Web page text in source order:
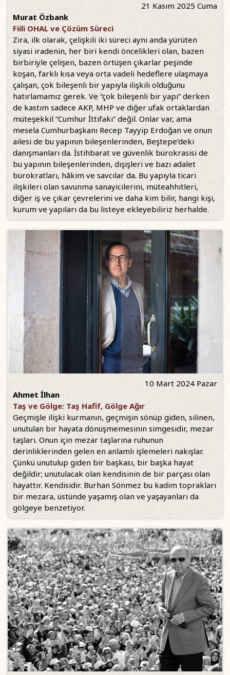
21 Kasım 2025 Cuma
Murat Özbank
Fiili OHAL ve Çözüm Süreci
Zira, ilk olarak, çelişkili iki süreci aynı anda yürüten
siyasi iradenin, her biri kendi öncelikleri olan, bazen
birbiriyle çelişen, bazen örtüşen çıkarlar peşinde
koşan, farklı kısa veya orta vadeli hedeflere ulaşmaya
çalışan, çok bileşenli bir yapıyla ilişkili olduğunu
hatırlamamız gerek. Ve “çok bileşenli bir yapı” derken
de kastım sadece AKP, MHP ve diğer ufak ortaklardan
müteşekkil “Cumhur İttifakı” değil. Onlar var, ama
mesela Cumhurbaşkanı Recep Tayyip Erdoğan ve onun
ailesi de bu yapının bileşenlerinden, Beştepe’deki
danışmanları da. İstihbarat ve güvenlik bürokrasisi de
bu yapının bileşenlerinden, dışişleri ve bazı adalet
bürokratları, hâkim ve savcılar da. Bu yapıyla ticari
ilişkileri olan savunma sanayicilerini, müteahhitleri,
diğer iş ve çıkar çevrelerini ve daha kim bilir, hangi kişi,
kurum ve yapıları da bu listeye ekleyebiliriz herhalde.
10 Mart 2024 Pazar
Ahmet İlhan
Taş ve Gölge: Taş Hafif, Gölge Ağır
Geçmişle ilişki kurmanın, geçmişin sönüp giden, silinen,
unutulan bir hayata dönüşmemesinin simgesidir, mezar
taşları. Onun için mezar taşlarına ruhunun
derinliklerinden gelen en anlamlı işlemeleri nakışlar.
Çünkü unutulup giden bir başkası, bir başka hayat
değildir; unutulacak olan kendisinin de bir parçası olan
hayattır. Kendisidir. Burhan Sönmez bu kadim toprakları
bir mezara, üstünde yaşamış olan ve yaşayanları da
gölgeye benzetiyor.